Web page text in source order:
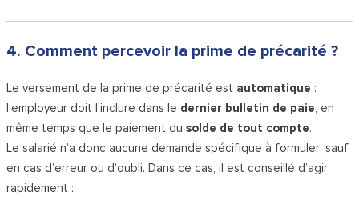
4. Comment percevoir la prime de précarité ?
Le versement de la prime de précarité est automatique :
l’employeur doit l’inclure dans le dernier bulletin de paie, en
même temps que le paiement dusolde de tout compte.
Le salarié n’a donc aucune demande spécifique à formuler, sauf
en cas d’erreur ou d’oubli. Dans ce cas, il est conseillé d’agir
rapidement :